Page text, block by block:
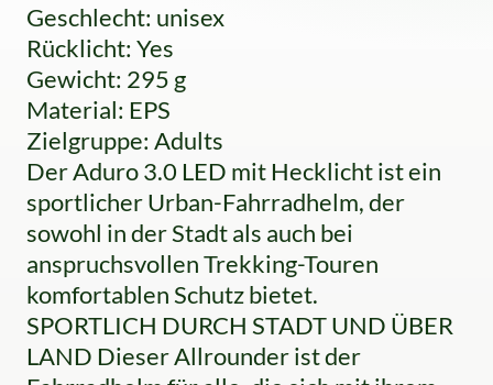
Geschlecht: unisex
Rücklicht: Yes
Gewicht: 295 g
Material: EPS
Zielgruppe: Adults
Der Aduro 3.0 LED mit Hecklicht ist ein
sportlicher Urban-Fahrradhelm, der
sowohl in der Stadt als auch bei
anspruchsvollen Trekking-Touren
komfortablen Schutz bietet.
SPORTLICH DURCH STADT UND ÜBER
LAND Dieser Allrounder ist der